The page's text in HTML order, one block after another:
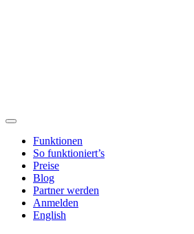
Funktionen
So funktioniert’s
Preise
Blog
Partner werden
Anmelden
English